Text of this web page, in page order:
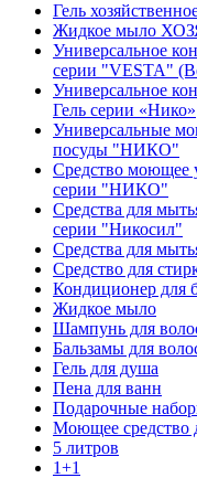
Гель
Жидкое мыло
Универсальное
серии "VESTA"
Универсальное
Гель серии «Нико»
Универсальные
посуды "НИКО"
Средство моющее
серии "НИКО"
Средства для
серии "Никосил"
Средства для
Средство для
Кондиционер для
Жидкое мыло
Шампунь для
Бальзамы для
Гель для душа
Пена для ванн
Подарочные
Моющее средство
5 литров
1+1